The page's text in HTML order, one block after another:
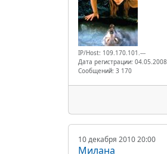
IP/Host: 109.170.101.---
Дата регистрации: 04.05.2008
Сообщений: 3 170
10 декабря 2010 20:00
Милана